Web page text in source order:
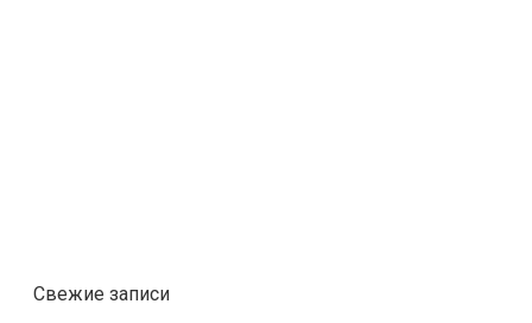
Свежие записи